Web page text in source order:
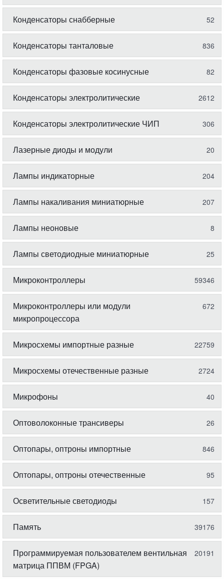
Конденсаторы снабберные 52
Конденсаторы танталовые 836
Конденсаторы фазовые косинусные 82
Конденсаторы электролитические 2612
Конденсаторы электролитические ЧИП 306
Лазерные диоды и модули 20
Лампы индикаторные 204
Лампы накаливания миниатюрные 207
Лампы неоновые 8
Лампы светодиодные миниатюрные 25
Микроконтроллеры 59346
Микроконтроллеры или модули
микропроцессора
672
Микросхемы импортные разные 22759
Микросхемы отечественные разные 2724
Микрофоны 40
Оптоволоконные трансиверы 26
Оптопары, оптроны импортные 846
Оптопары, оптроны отечественные 95
Осветительные светодиоды 157
Память 39176
Программируемая пользователем вентильная
матрица ППВМ (FPGA)
20191